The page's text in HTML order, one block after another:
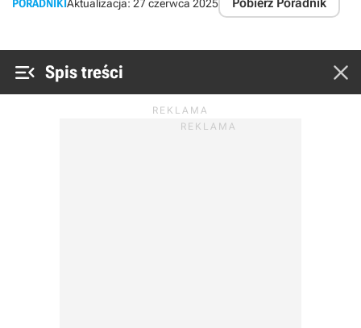
PORADNIKIAktualizacja: 27 czerwca 2025
 Spis treści 